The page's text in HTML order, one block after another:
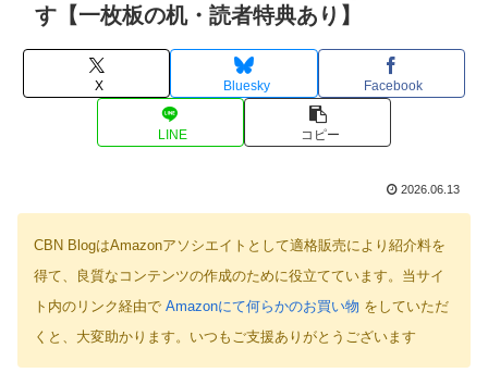
す【一枚板の机・読者特典あり】
X Bluesky Facebook
LINE コピー
2026.06.13
CBN BlogはAmazonアソシエイトとして適格販売により紹介料を
得て、良質なコンテンツの作成のために役立てています。当サイ
ト内のリンク経由で Amazonにて何らかのお買い物 をしていただ
くと、大変助かります。いつもご支援ありがとうございます